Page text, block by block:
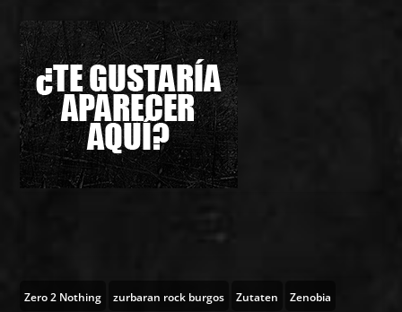
Zero 2 Nothing zurbaran rock burgos Zutaten Zenobia